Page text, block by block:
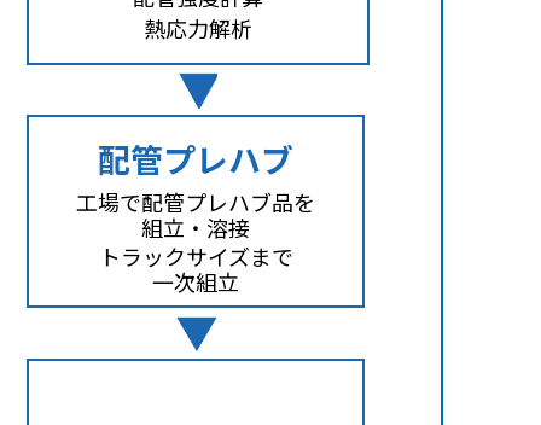
熱応力解析
配管プレハブ
工場で配管プレハブ品を
組立・溶接
トラックサイズまで
一次組立